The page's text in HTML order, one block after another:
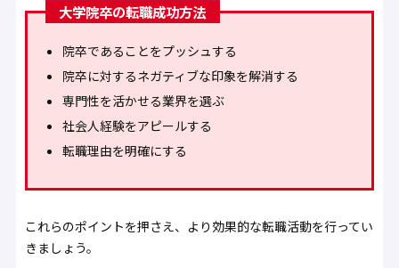
大学院卒の転職成功方法
院卒であることをプッシュする
院卒に対するネガティブな印象を解消する
専門性を活かせる業界を選ぶ
社会人経験をアピールする
転職理由を明確にする
これらのポイントを押さえ、より効果的な転職活動を行ってい
きましょう。